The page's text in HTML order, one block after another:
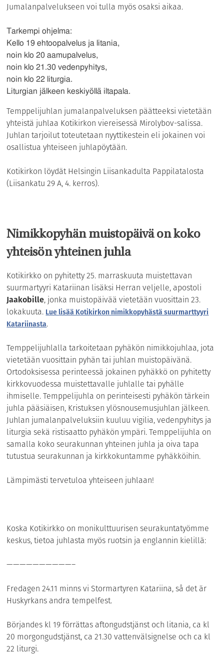
Jumalanpalvelukseen voi tulla myös osaksi aikaa.
Tarkempi ohjelma:
Kello 19 ehtoopalvelus ja litania,
noin klo 20 aamupalvelus,
noin klo 21.30 vedenpyhitys,
noin klo 22 liturgia.
Liturgian jälkeen keskiyöllä iltapala.
Temppelijuhlan jumalanpalveluksen päätteeksi vietetään
yhteistä juhlaa Kotikirkon viereisessä Mirolybov-salissa.
Juhlan tarjoilut toteutetaan nyyttikestein eli jokainen voi
osallistua yhteiseen juhlapöytään.
Kotikirkon löydät Helsingin Liisankadulta Pappilatalosta
(Liisankatu 29 A, 4. kerros).
Nimikkopyhän muistopäivä on koko
yhteisön yhteinen juhla
Kotikirkko on pyhitetty 25. marraskuuta muistettavan
suurmartyyri Katariinan lisäksi Herran veljelle, apostoli
Jaakobille, jonka muistopäivää vietetään vuosittain 23.
lokakuuta. Lue lisää Kotikirkon nimikkopyhästä suurmarttyyri
Katariinasta.
Temppelijuhlalla tarkoitetaan pyhäkön nimikkojuhlaa, jota
vietetään vuosittain pyhän tai juhlan muistopäivänä.
Ortodoksisessa perinteessä jokainen pyhäkkö on pyhitetty
kirkkovuodessa muistettavalle juhlalle tai pyhälle
ihmiselle. Temppelijuhla on perinteisesti pyhäkön tärkein
juhla pääsiäisen, Kristuksen ylösnousemusjuhlan jälkeen.
Juhlan jumalanpalveluksiin kuuluu vigilia, vedenpyhitys ja
liturgia sekä ristisaatto pyhäkön ympäri. Temppelijuhla on
samalla koko seurakunnan yhteinen juhla ja oiva tapa
tutustua seurakunnan ja kirkkokuntamme pyhäkköihin.
Lämpimästi tervetuloa yhteiseen juhlaan!
Koska Kotikirkko on monikulttuurisen seurakuntatyömme
keskus, tietoa juhlasta myös ruotsin ja englannin kielillä:
——————————–
Fredagen 24.11 minns vi Stormartyren Katariina, så det är
Huskyrkans andra tempelfest.
Börjandes kl 19 förrättas aftongudstjänst och litania, ca kl
20 morgongudstjänst, ca 21.30 vattenvälsignelse och ca kl
22 liturgi.